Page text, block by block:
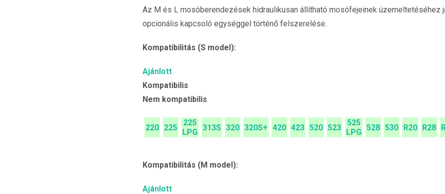
Az M és L mosóberendezések hidraulikusan állítható mosófejeinek üzemeltetéséhez
opcionális kapcsoló egységgel történő felszerelése.
Kompatibilitás (S model):
Ajánlott
Kompatibilis
Nem kompatibilis
220 225
225
LPG 313S 320 320S+ 420 423 520 523
525
LPG 528 530 R20 R28
Kompatibilitás (M model):
Ajánlott